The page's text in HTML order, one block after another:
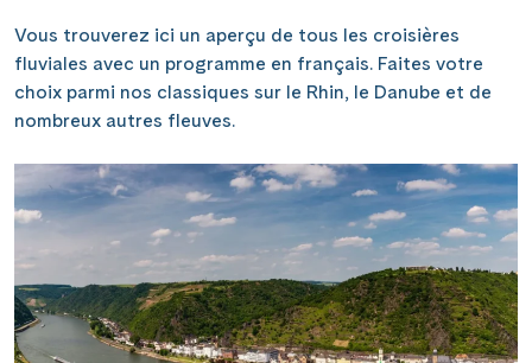
Vous trouverez ici un aperçu de tous les croisières
fluviales avec un programme en français. Faites votre
choix parmi nos classiques sur le Rhin, le Danube et de
nombreux autres fleuves.